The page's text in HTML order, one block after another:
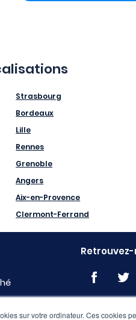
sur votre ordinateur. Ces cookies
Strasbourg
Bordeaux
Lille
Rennes
Grenoble
Angers
Aix-en-Provence
Clermont-Ferrand